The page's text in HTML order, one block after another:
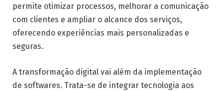
permite otimizar processos, melhorar a comunicação
com clientes e ampliar o alcance dos serviços,
oferecendo experiências mais personalizadas e
seguras.
A transformação digital vai além da implementação
de softwares. Trata-se de integrar tecnologia aos